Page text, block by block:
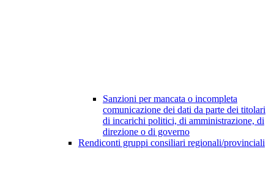
Sanzioni per mancata o incompleta
comunicazione dei dati da parte dei titolari
di incarichi politici, di amministrazione, di
direzione o di governo
Rendiconti gruppi consiliari regionali/provinciali